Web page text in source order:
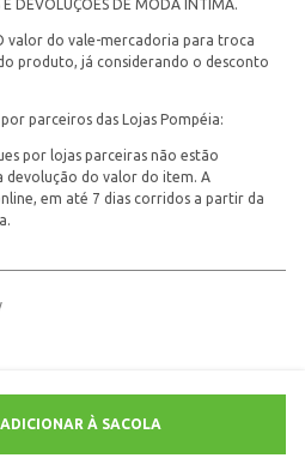
ADICIONAR À SACOLA
DEVOLUÇÕES DE MODA INTIMA.
O valor do vale-mercadoria para troca
produto, já considerando o desconto
parceiros das Lojas Pompéia:
por lojas parceiras não estão
devolução do valor do item. A
em até 7 dias corridos a partir da